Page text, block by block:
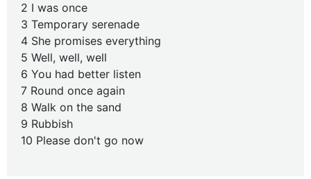
2 I was once
3 Temporary serenade
4 She promises everything
5 Well, well, well
6 You had better listen
7 Round once again
8 Walk on the sand
9 Rubbish
10 Please don't go now